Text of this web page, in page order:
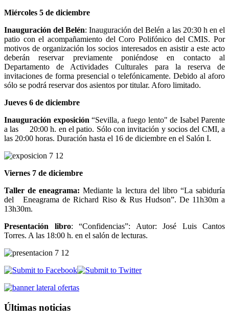
Miércoles 5 de diciembre
Inauguración del Belén: Inauguración del Belén a las 20:30 h en el
patio con el acompañamiento del Coro Polifónico del CMIS. Por
motivos de organización los socios interesados en asistir a este acto
deberán reservar previamente poniéndose en contacto al
Departamento de Actividades Culturales para la reserva de
invitaciones de forma presencial o telefónicamente. Debido al aforo
sólo se podrá reservar dos asientos por titular. Aforo limitado.
Jueves 6 de diciembre
Inauguración exposición “Sevilla, a fuego lento" de Isabel Parente
a las 20:00 h. en el patio. Sólo con invitación y socios del CMI, a
las 20:00 horas. Duración hasta el 16 de diciembre en el Salón I.
Viernes 7 de diciembre
Taller de eneagrama:Mediante la lectura del libro “La sabiduría
del Eneagrama de Richard Riso & Rus Hudson”. De 11h30m a
13h30m.
Presentación libro: “Confidencias”: Autor: José Luis Cantos
Torres. A las 18:00 h. en el salón de lecturas.
Últimas noticias